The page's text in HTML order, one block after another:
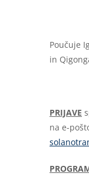
Poučuje
in
PRIJAVE
na e-